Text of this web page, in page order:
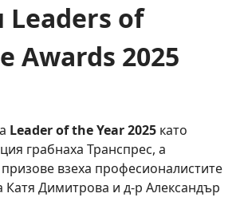
Leaders of
Awards 2025
Leader of the Year 2025 като
грабнаха Транспрес, а
взеха професионалистите
Димитрова и д-р Александър